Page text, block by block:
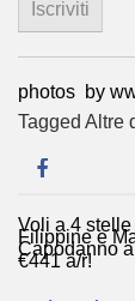
photos by
Tagged Altre
articoli
Voli a 4
Filippine e
Capodanno
€441 a/r!